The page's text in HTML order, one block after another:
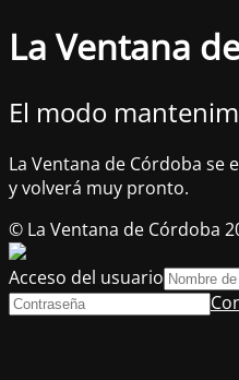
La Ventana
El modo
La Ventana de Córdoba
y volverá muy pronto.
© La Ventana de Córdoba
Acceso del usuario